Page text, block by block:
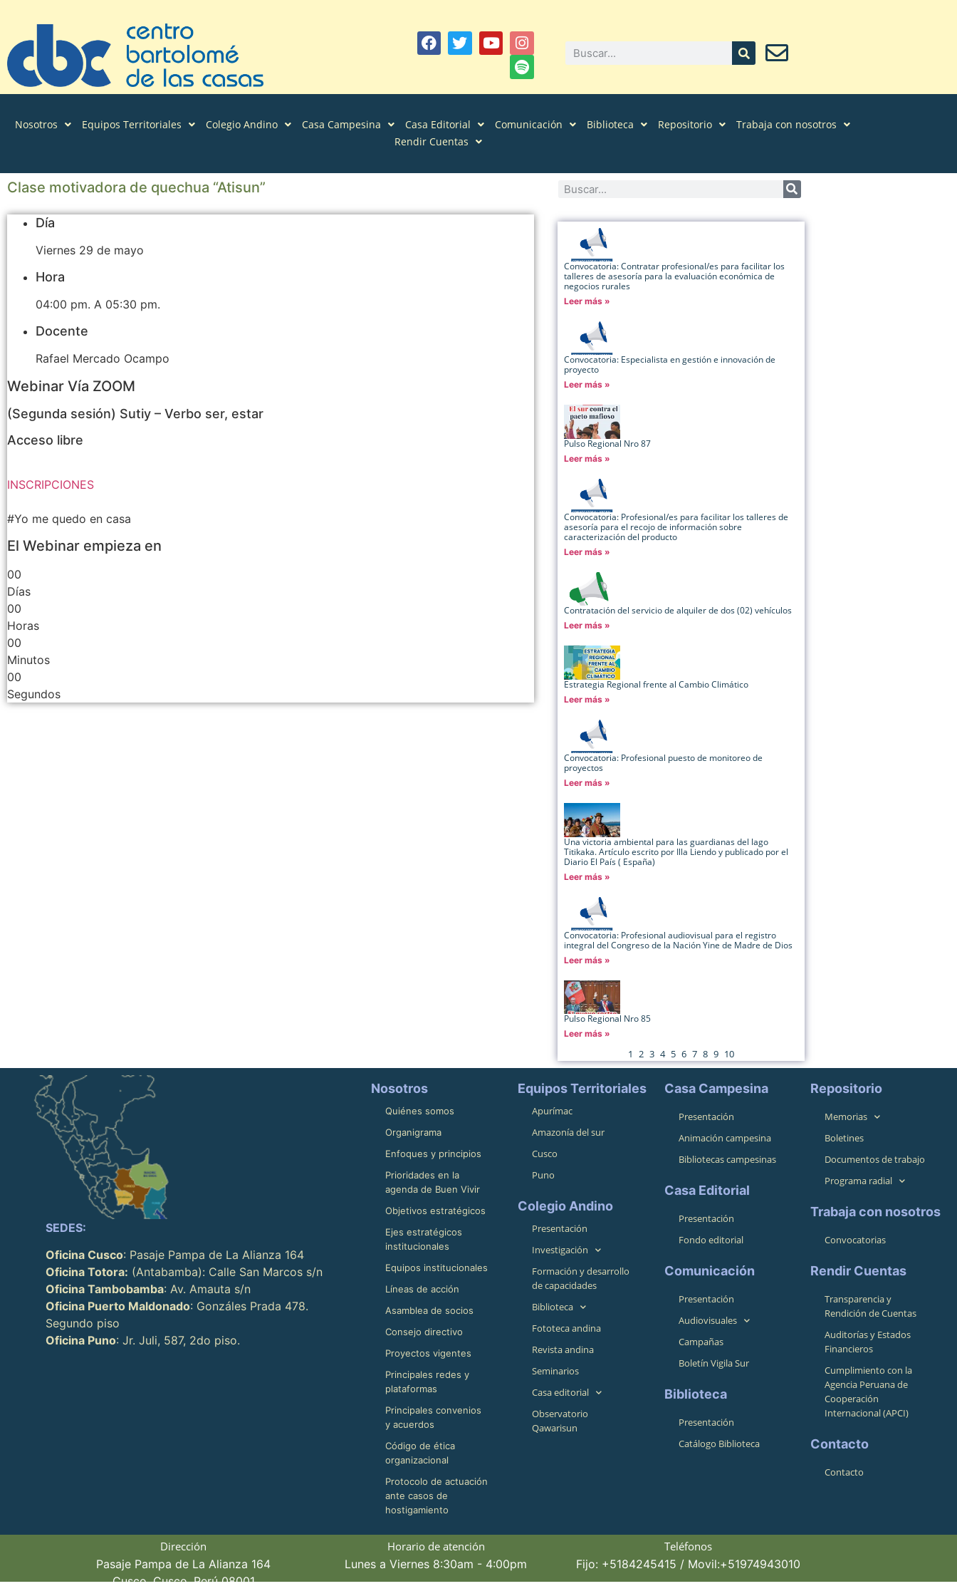
Nosotros Equipos Territoriales Colegio Andino Casa Campesina Casa Editorial Comunicación Biblioteca Repositorio
Trabaja con nosotros
Rendir Cuentas
Clase motivadora de quechua “Atisun”
Día
Viernes 29 de mayo
Hora
04:00 pm. A 05:30 pm.
Docente
Rafael Mercado Ocampo
Webinar Vía ZOOM
(Segunda sesión) Sutiy – Verbo ser, estar
Acceso libre
INSCRIPCIONES
#Yo me quedo en casa
El Webinar empieza en
00
Días
00
Horas
00
Minutos
00
Segundos
Convocatoria: Contratar profesional/es para facilitar los
talleres de asesoría para la evaluación económica de
negocios rurales
Leer más »
Convocatoria: Especialista en gestión e innovación de
proyecto
Leer más »
Pulso Regional Nro 87
Leer más »
Convocatoria: Profesional/es para facilitar los talleres de
asesoría para el recojo de información sobre
caracterización del producto
Leer más »
Contratación del servicio de alquiler de dos (02) vehículos
Leer más »
Estrategia Regional frente al Cambio Climático
Leer más »
Convocatoria: Profesional puesto de monitoreo de
proyectos
Leer más »
Una victoria ambiental para las guardianas del lago
Titikaka. Artículo escrito por Illa Liendo y publicado por el
Diario El País ( España)
Leer más »
Convocatoria: Profesional audiovisual para el registro
integral del Congreso de la Nación Yine de Madre de Dios
Leer más »
Pulso Regional Nro 85
Leer más »
1 2 3 4 5 6 7 8 9 10
SEDES:
Oficina Cusco: Pasaje Pampa de La Alianza 164
Oficina Totora: (Antabamba): Calle San Marcos s/n
Oficina Tambobamba: Av. Amauta s/n
Oficina Puerto Maldonado: Gonzáles Prada 478.
Segundo piso
Oficina Puno: Jr. Juli, 587, 2do piso.
Nosotros
Quiénes somos
Organigrama
Enfoques y principios
Prioridades en la
agenda de Buen Vivir
Objetivos estratégicos
Ejes estratégicos
institucionales
Equipos institucionales
Líneas de acción
Asamblea de socios
Consejo directivo
Proyectos vigentes
Principales redes y
plataformas
Principales convenios
y acuerdos
Código de ética
organizacional
Protocolo de actuación
ante casos de
hostigamiento
Equipos Territoriales
Apurímac
Amazonía del sur
Cusco
Puno
Colegio Andino
Presentación
Investigación
Formación y desarrollo
de capacidades
Biblioteca
Fototeca andina
Revista andina
Seminarios
Casa editorial
Observatorio
Qawarisun
Casa Campesina
Presentación
Animación campesina
Bibliotecas campesinas
Casa Editorial
Presentación
Fondo editorial
Comunicación
Presentación
Audiovisuales
Campañas
Boletín Vigila Sur
Biblioteca
Presentación
Catálogo Biblioteca
Repositorio
Memorias
Boletines
Documentos de trabajo
Programa radial
Trabaja con nosotros
Convocatorias
Rendir Cuentas
Transparencia y
Rendición de Cuentas
Auditorías y Estados
Financieros
Cumplimiento con la
Agencia Peruana de
Cooperación
Internacional (APCI)
Contacto
Contacto
Dirección
Pasaje Pampa de La Alianza 164
Cusco, Cusco, Perú 08001
Horario de atención
Lunes a Viernes 8:30am - 4:00pm
Teléfonos
Fijo: +5184245415 / Movil:+51974943010